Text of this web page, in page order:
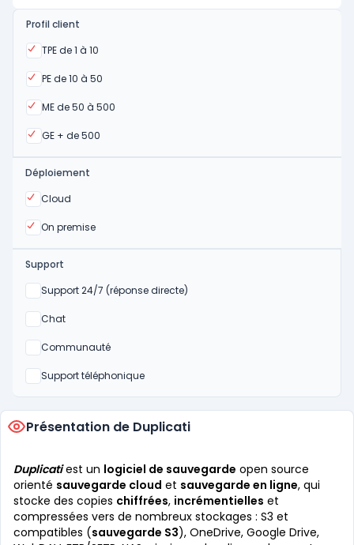
Profil client
TPE de 1 à 10
Oui
PE de 10 à 50
Oui
ME de 50 à 500
Oui
GE + de 500
Oui
Déploiement
Cloud
Oui
On premise
Oui
Support
Support 24/7 (réponse directe)
Non
Chat
Non
Communauté
Non
Support téléphonique
Non
Présentation de Duplicati
Duplicatiest un logiciel de sauvegarde open source
orienté sauvegarde cloud et sauvegarde en ligne, qui
stocke des copies chiffrées, incrémentielles et
compressées vers de nombreux stockages : S3 et
compatibles (sauvegarde S3), OneDrive, Google Drive,